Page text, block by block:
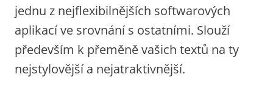
jednu z nejflexibilnějších softwarových
aplikací ve srovnání s ostatními. Slouží
především k přeměně vašich textů na ty
nejstylovější a nejatraktivnější.